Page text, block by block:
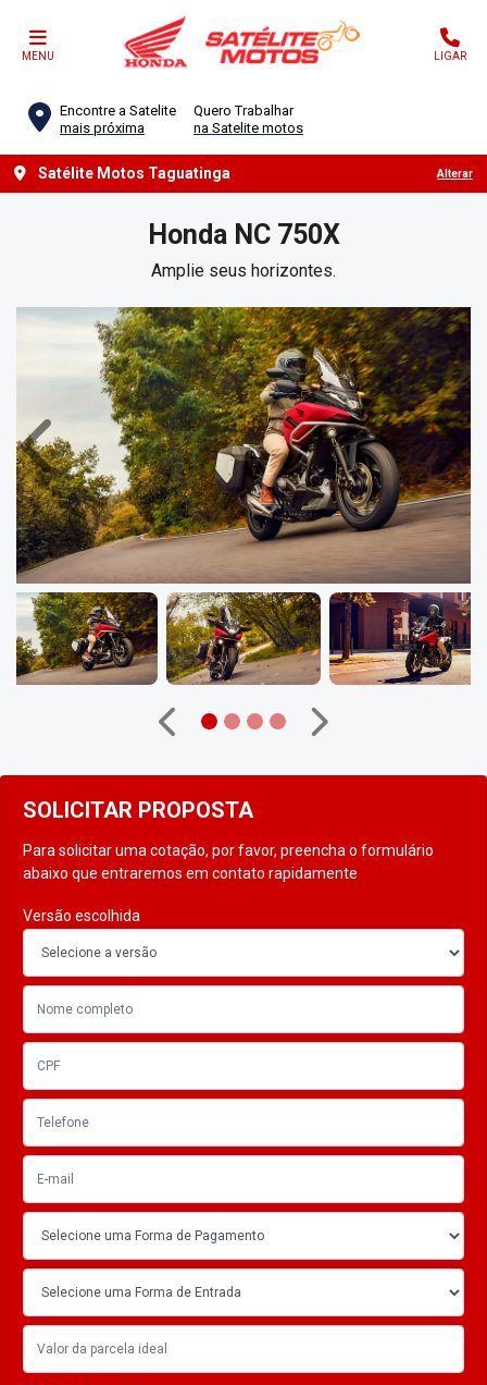
MENU LIGAR
Encontre a Satelite
mais próxima
Quero Trabalhar
na Satelite motos
Satélite Motos Taguatinga Alterar
HondaNC 750X
Amplie seus horizontes.
SOLICITAR PROPOSTA
Para solicitar uma cotação, por favor, preencha o formulário
abaixo que entraremos em contato rapidamente
Versão escolhida
Anterior
Anterior Próximo